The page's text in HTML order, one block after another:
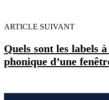
ARTICLE SUIVANT
Quels sont les labels
phonique d’une